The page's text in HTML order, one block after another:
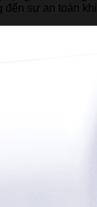
sự an toàn